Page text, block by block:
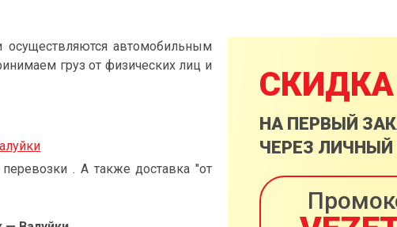
осуществляются автомобильным
груз от физических лиц и
. А также доставка "от
СКИДКА
НА ПЕРВЫЙ
ЧЕРЕЗ ЛИЧНЫЙ